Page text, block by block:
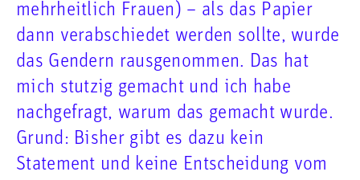
mehrheitlich Frauen) – als das Papier
dann verabschiedet werden sollte, wurde
das Gendern rausgenommen. Das hat
mich stutzig gemacht und ich habe
nachgefragt, warum das gemacht wurde.
Grund: Bisher gibt es dazu kein
Statement und keine Entscheidung vom